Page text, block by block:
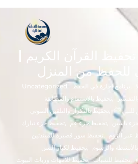
القرآن الكريم |
للحفظ من المنزل
Uncategorized , برنامج إجازة في الحفظ
تحفيظ بالاستماع والمطابقة ,
تحفيظ بالتكرار والتلقين الصوتي
للنبي ﷺ
تحفيظ جزء تبارك, تحفيظ جزء عم, ياسين
تحفيظ سور قصيرة للمبتدئين, عبر الزوم
تحفيظ لكبار السن, والرسوم
تحفيظ للأمهات وربات البيوت, تحفيظ للشباب ,